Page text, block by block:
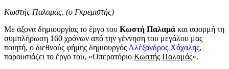
Κωστής Παλαμάς, (ο Γκρεμιστής)
Με άξονα δημιουργίας το έργο του Κωστή Παλαμά και αφορμή τη
συμπλήρωση 160 χρόνων από την γέννηση του μεγάλου μας
ποιητή, ο διεθνούς φήμης δημιουργός Αλέξανδρος Χάχαλης,
παρουσιάζει το έργο του, «Οπερατόριο Κωστής Παλαμάς».